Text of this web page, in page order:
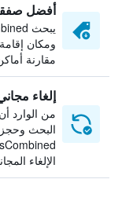
أفضل
ومكان
مقارنة
إلغاء
من الوارد
البحث
الإلغاء